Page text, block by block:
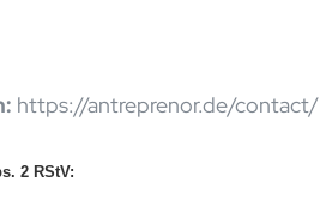
https://antreprenor.de/contact/
2 RStV: